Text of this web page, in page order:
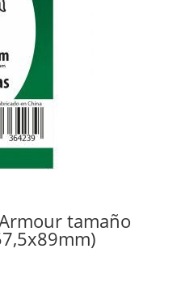
tamaño